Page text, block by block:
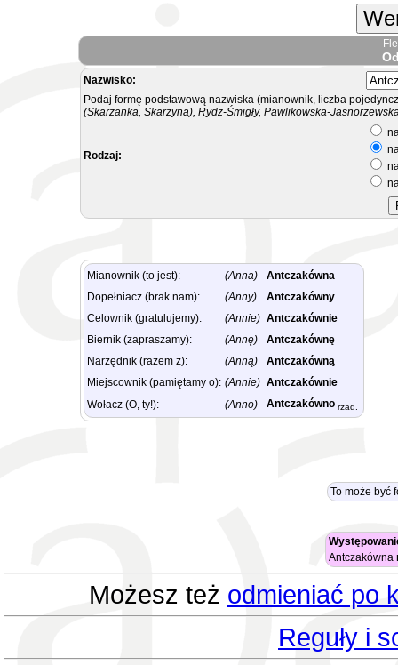
Nazwisko:
Podaj formę podstawową nazwiska (mianownik, liczba
(Skarżanka, Skarżyna), Rydz-Śmigły, Pawlikowska-
Rodzaj:
Mianownik (to jest): (Anna)
Antczakówna
Dopełniacz (brak nam):
(Anny)
Antczakówny
Celownik (gratulujemy):
(Annie) Antczakównie
Biernik (zapraszamy):
(Annę)
Antczakównę
Narzędnik (razem z):
(Anną)
Antczakówną
Miejscownik (pamiętamy o): (Annie) Antczakównie
Wołacz (O, ty!):
(Anno) Antczakówno rzad.
To może być
Antczakówna
Możesz też odmieniać po
Reguły i